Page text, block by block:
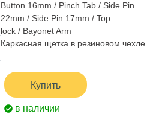
Button 16mm / Pinch Tab / Side Pin
22mm / Side Pin 17mm / Top
lock / Bayonet Arm
Каркасная щетка в резиновом чехле
—
Купить
в наличии